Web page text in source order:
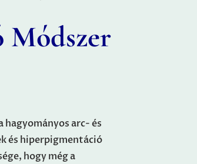
arc- és
és hiperpigmentáció
hogy még a